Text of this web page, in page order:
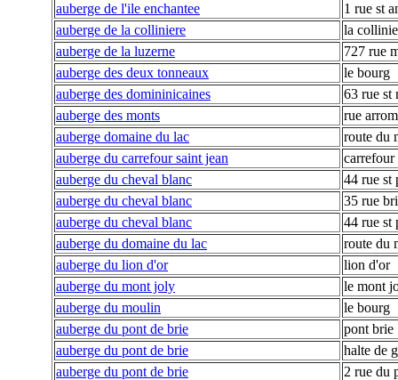
auberge de l'ile enchantee
1 rue st
auberge de la colliniere
la
auberge de la luzerne
727 rue
auberge des deux tonneaux
le bourg
auberge des domininicaines
63 rue st
auberge des monts
rue
auberge domaine du lac
route du
auberge du carrefour saint jean
carrefour
auberge du cheval blanc
44 rue st
auberge du cheval blanc
35 rue
auberge du cheval blanc
44 rue st
auberge du domaine du lac
route du
auberge du lion d'or
lion d'or
auberge du mont joly
le mont
auberge du moulin
le bourg
auberge du pont de brie
pont brie
auberge du pont de brie
halte de
auberge du pont de brie
2 rue du